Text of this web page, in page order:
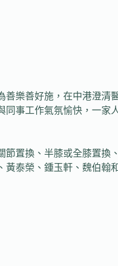
樂善好施，在中港澄清
事工作氣氛愉快，一家
置換、半膝或全膝置換
泰榮、鍾玉軒、魏伯翰